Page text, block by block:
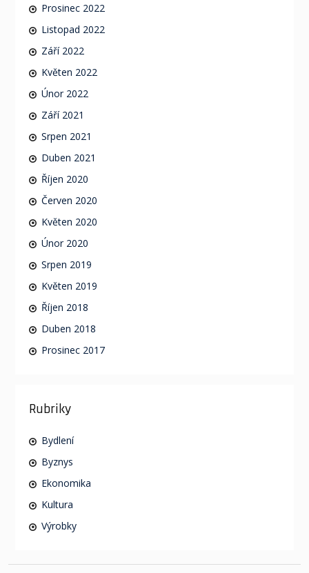
Prosinec 2022
Listopad 2022
Září 2022
Květen 2022
Únor 2022
Září 2021
Srpen 2021
Duben 2021
Říjen 2020
Červen 2020
Květen 2020
Únor 2020
Srpen 2019
Květen 2019
Říjen 2018
Duben 2018
Prosinec 2017
Rubriky
Bydlení
Byznys
Ekonomika
Kultura
Výrobky